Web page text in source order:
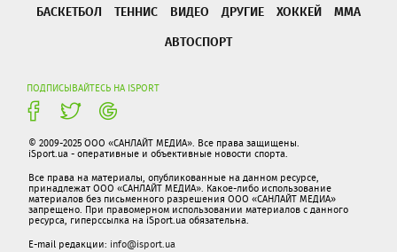
БАСКЕТБОЛ
ТЕННИС ВИДЕО ДРУГИЕ ХОККЕЙ
ММА
АВТОСПОРТ
ПОДПИСЫВАЙТЕСЬ НА ISPORT
© 2009-2025 ООО «САНЛАЙТ МЕДИА». Все права защищены.
iSport.ua - оперативные и объективные новости спорта.
Все права на материалы, опубликованные на данном ресурсе,
принадлежат ООО «САНЛАЙТ МЕДИА». Какое-либо использование
материалов без письменного разрешения ООО «САНЛАЙТ МЕДИА»
запрещено. При правомерном использовании материалов с данного
ресурса, гиперссылка на iSport.ua обязательна.
E-mail редакции: info@isport.ua